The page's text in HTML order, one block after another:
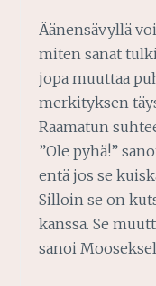
Äänensävyllä
miten sanat
jopa muuttaa
merkityksen
Raamatun
”Ole pyhä!”
entä jos se
Silloin se on
kanssa. Se
sanoi